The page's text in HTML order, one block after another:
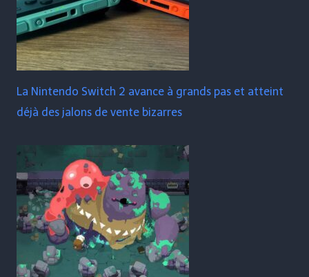
La Nintendo Switch 2 avance à grands pas et atteint
déjà des jalons de vente bizarres